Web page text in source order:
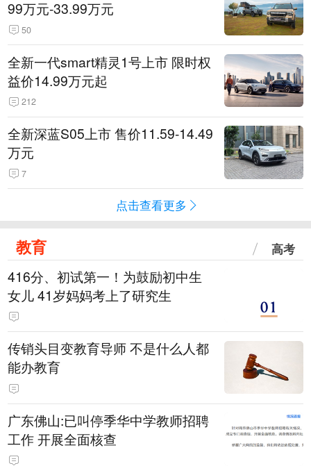
99万元-33.99万元
50
全新一代smart精灵1号上市 限时权
益价14.99万元起
212
全新深蓝S05上市 售价11.59-14.49
万元
7
点击查看更多
教育 高考
416分、初试第一！为鼓励初中生
女儿 41岁妈妈考上了研究生
传销头目变教育导师 不是什么人都
能办教育
广东佛山:已叫停季华中学教师招聘
工作 开展全面核查